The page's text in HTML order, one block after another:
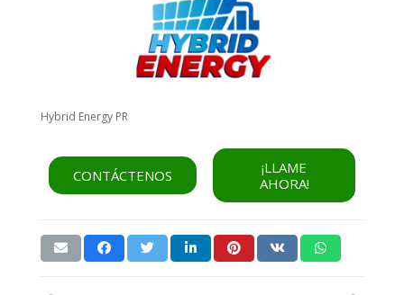
Hybrid Energy PR
CONTÁCTENOS
¡LLAME
AHORA!